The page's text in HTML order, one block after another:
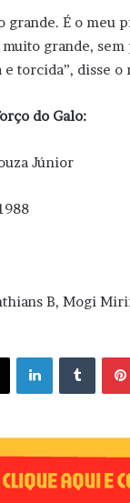
grande. É o
grande,
torcida”, disse o
do Galo:
Júnior
B, Mogi
X Linkedin